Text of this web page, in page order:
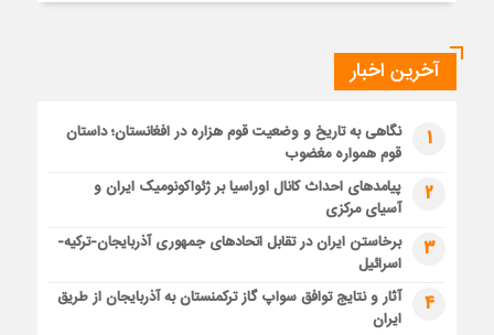
آخرین اخبار
1
نگاهی به تاریخ و وضعیت قوم هزاره در افغانستان؛ داستان
قوم همواره مغضوب
2
پیامدهای احداث کانال اوراسیا بر ژئواکونومیک ایران و
آسیای مرکزی
3
برخاستن ایران در تقابل اتحادهای جمهوری آذربایجان-ترکیه-
اسرائیل
4
آثار و نتایج توافق سواپ گاز ترکمنستان به آذربایجان از طریق
ایران